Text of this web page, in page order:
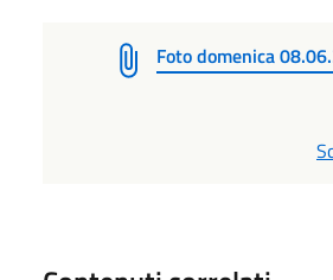
Foto domenica